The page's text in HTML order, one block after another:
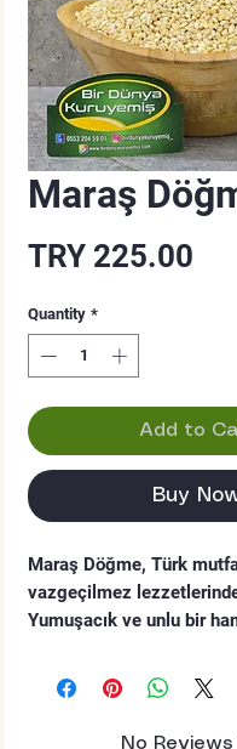
Maraş
TRY 225.00
Quantity *
Add to
Buy
Maraş Döğme, Türk
vazgeçilmez
Yumuşacık ve unlu bir
Özel baharatlarla
Döğme, her lokmasıyla
unutulmaz bir tat bırakır.
No